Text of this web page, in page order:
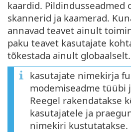
kaardid. Pildindusseadmed
skannerid ja kaamerad.
annavad teavet ainult
paku teavet kasutajate
tõkestada ainult globaalselt.
kasutajate nimekirja
modemiseadme tüübi
Reegel rakendatakse
kasutajatele ja
nimekiri kustutatakse.